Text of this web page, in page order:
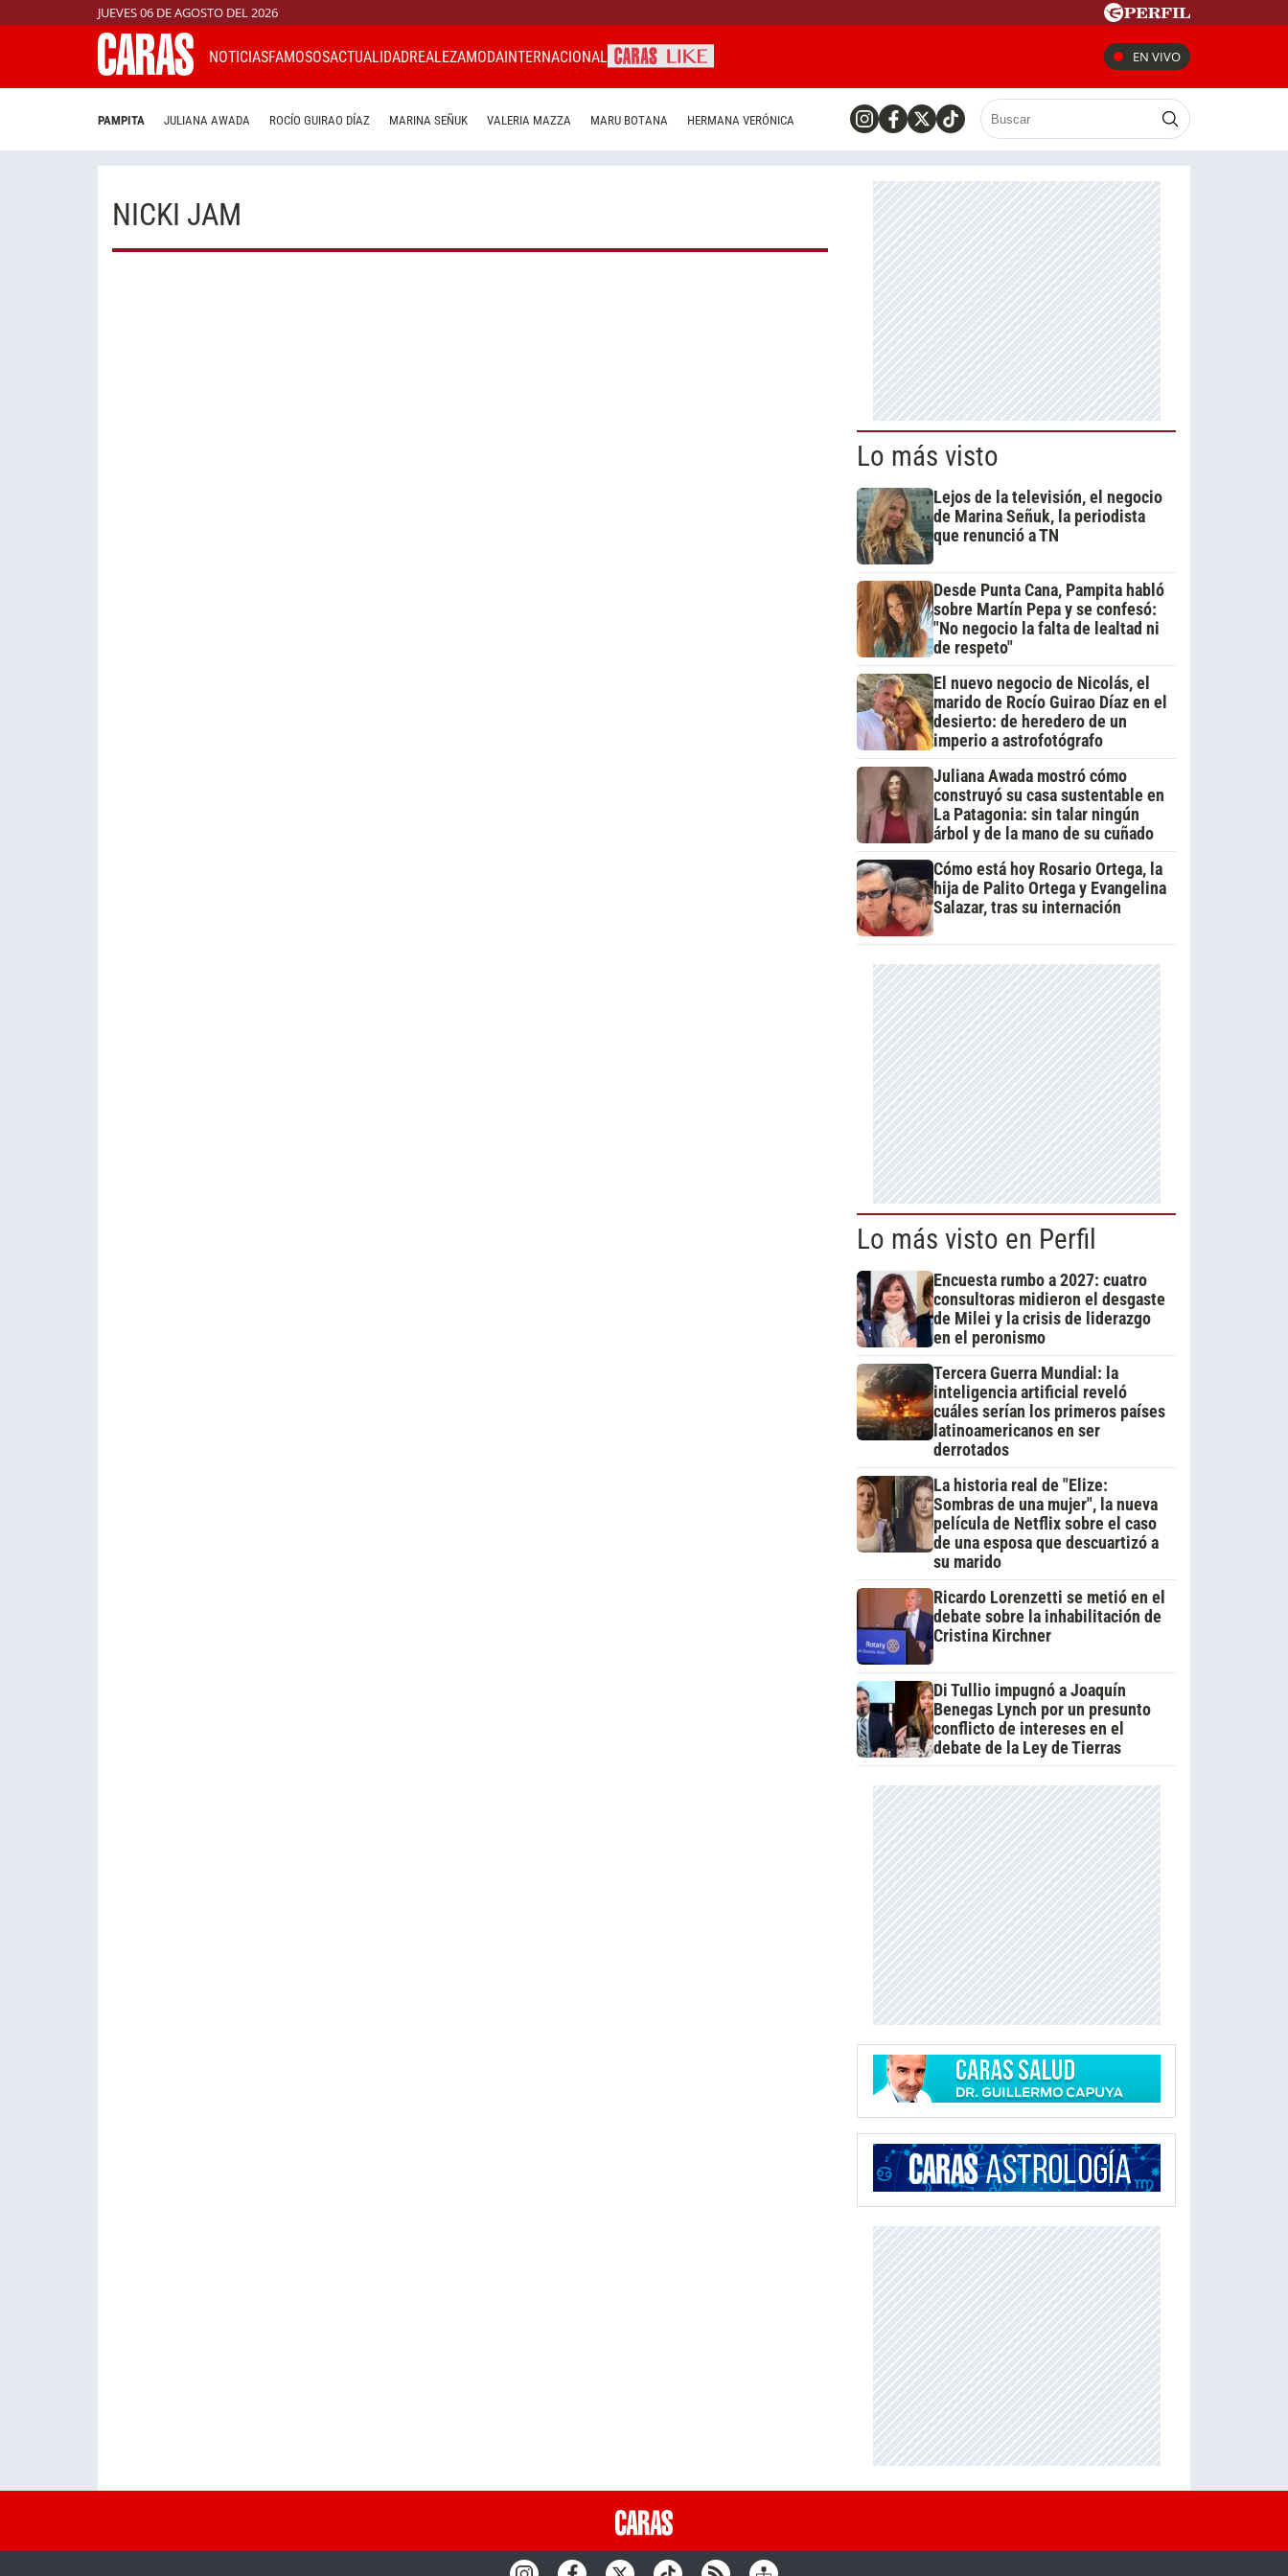
JUEVES 06 DE AGOSTO DEL 2026
NOTICIASFAMOSOSACTUALIDADREALEZAMODAINTERNACIONAL EN VIVO
PAMPITA JULIANA AWADA ROCÍO GUIRAO DÍAZ MARINA SEÑUK VALERIA MAZZA MARU BOTANA HERMANA VERÓNICA
NICKI JAM
Lo más visto
Lejos de la televisión, el negocio
de Marina Señuk, la periodista
que renunció a TN
Desde Punta Cana, Pampita habló
sobre Martín Pepa y se confesó:
"No negocio la falta de lealtad ni
de respeto"
El nuevo negocio de Nicolás, el
marido de Rocío Guirao Díaz en el
desierto: de heredero de un
imperio a astrofotógrafo
Juliana Awada mostró cómo
construyó su casa sustentable en
La Patagonia: sin talar ningún
árbol y de la mano de su cuñado
Cómo está hoy Rosario Ortega, la
hija de Palito Ortega y Evangelina
Salazar, tras su internación
Lo más visto en Perfil
Encuesta rumbo a 2027: cuatro
consultoras midieron el desgaste
de Milei y la crisis de liderazgo
en el peronismo
Tercera Guerra Mundial: la
inteligencia artificial reveló
cuáles serían los primeros países
latinoamericanos en ser
derrotados
La historia real de "Elize:
Sombras de una mujer", la nueva
película de Netflix sobre el caso
de una esposa que descuartizó a
su marido
Ricardo Lorenzetti se metió en el
debate sobre la inhabilitación de
Cristina Kirchner
Di Tullio impugnó a Joaquín
Benegas Lynch por un presunto
conflicto de intereses en el
debate de la Ley de Tierras